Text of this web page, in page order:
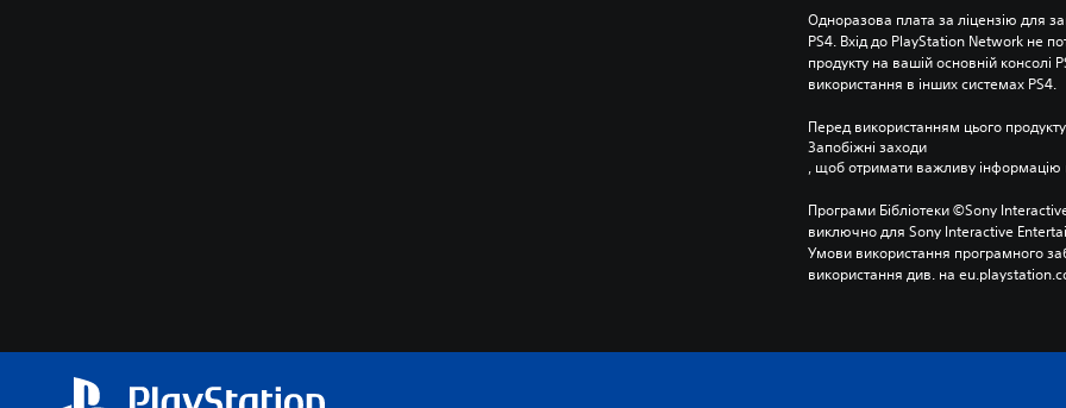
Одноразова плата за ліцензію для
PS4. Вхід до PlayStation Network не
продукту на вашій основній консолі
використання в інших системах PS4.
Перед використанням цього
Запобіжні заходи
, щоб отримати важливу інформацію
Програми Бібліотеки ©Sony
виключно для Sony Interactive
Умови використання програмного
використання див. на